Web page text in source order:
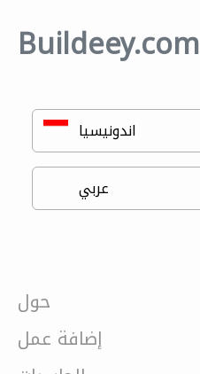
Buildeey.com
حول
إضافة عمل